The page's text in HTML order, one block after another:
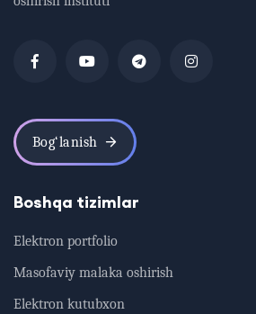
Bog‘lanish
Boshqa tizimlar
Elektron portfolio
Masofaviy malaka oshirish
Elektron kutubxon